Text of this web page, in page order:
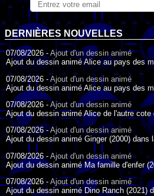
DERNIÈRES NOUVELLES
07/08/2026 - Ajout d'un dessin animé
Ajout du dessin animé Alice au pays des
07/08/2026 - Ajout d'un dessin animé
Ajout du dessin animé Alice au pays des
07/08/2026 - Ajout d'un dessin animé
Ajout du dessin animé Alice de l'autre
07/08/2026 -Ajout d'un dessin animé
Ajout du dessin animé Ginger (2000) dans
07/08/2026 -Ajout d'un dessin animé
Ajout du dessin animé Ma famille d'enfer
07/08/2026 - Ajout d'un dessin animé
Ajout du dessin animé Dino Ranch (2021)